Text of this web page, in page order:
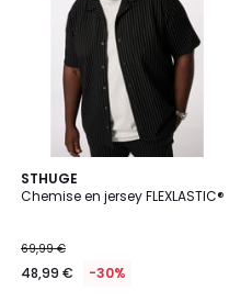
STHUGE
Chemise en jersey FLEXLASTIC®
69,99 €
48,99 € -30%